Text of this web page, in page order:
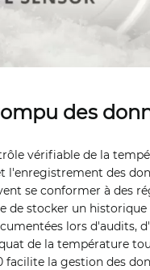
des
vérifiable de la
des
se conformer à des
de stocker un
lors d'audits,
de la température
facilite la gestion des